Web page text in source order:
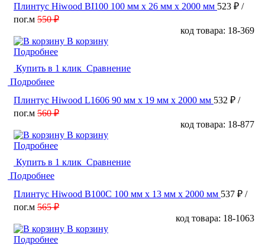
Плинтус Hiwood BI100 100 мм х 26 мм х 2000 мм 523 ₽ /
пог.м 550 ₽
код товара: 18-369
В корзину
Подробнее
Купить в 1 клик Сравнение
Подробнее
Плинтус Hiwood L1606 90 мм х 19 мм х 2000 мм 532 ₽ /
пог.м 560 ₽
код товара: 18-877
В корзину
Подробнее
Купить в 1 клик Сравнение
Подробнее
Плинтус Hiwood B100C 100 мм х 13 мм х 2000 мм 537 ₽ /
пог.м 565 ₽
код товара: 18-1063
В корзину
Подробнее